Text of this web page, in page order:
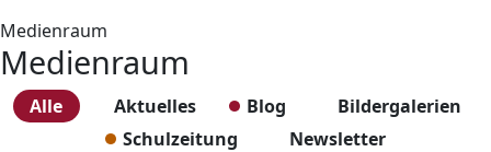
Medienraum
Medienraum
Alle Aktuelles Blog
Bildergalerien
Schulzeitung
Newsletter